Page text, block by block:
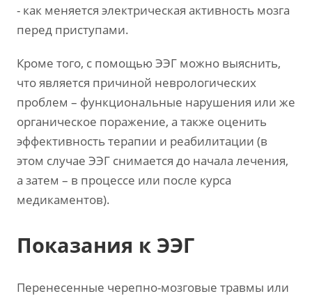
- как меняется электрическая активность мозга
перед приступами.
Кроме того, с помощью ЭЭГ можно выяснить,
что является причиной неврологических
проблем – функциональные нарушения или же
органическое поражение, а также оценить
эффективность терапии и реабилитации (в
этом случае ЭЭГ снимается до начала лечения,
а затем – в процессе или после курса
медикаментов).
Показания к ЭЭГ
Перенесенные черепно-мозговые травмы или